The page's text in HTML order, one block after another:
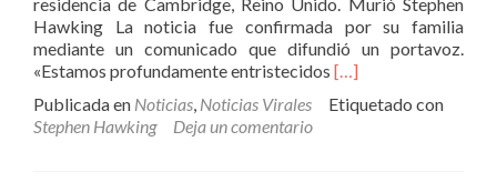
Hawking La noticia fue confirmada por su familia
mediante un comunicado que difundió un portavoz.
«Estamos profundamente entristecidos Leer
los
[…]
Publicada en Noticias, Noticias Virales
Etiquetado con
Stephen Hawking
Deja un comentario